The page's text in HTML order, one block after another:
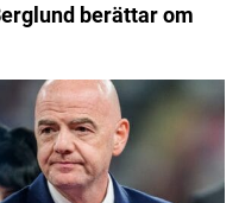
berättar om